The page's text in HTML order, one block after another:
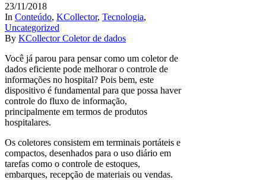
23/11/2018
In Conteúdo, KCollector, Tecnologia,
Uncategorized
By KCollector Coletor de dados
Você já parou para pensar como um coletor de
dados eficiente pode melhorar o controle de
informações no hospital? Pois bem, este
dispositivo é fundamental para que possa haver
controle do fluxo de informação,
principalmente em termos de produtos
hospitalares.
Os coletores consistem em terminais portáteis e
compactos, desenhados para o uso diário em
tarefas como o controle de estoques,
embarques, recepção de materiais ou vendas.